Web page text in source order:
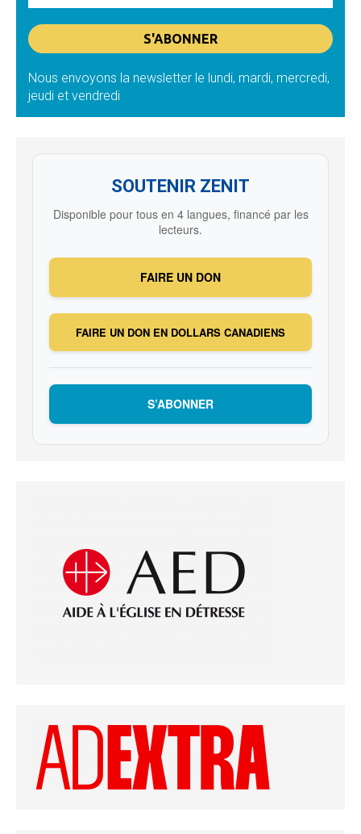
Nous envoyons la newsletter le lundi, mardi, mercredi,
jeudi et vendredi
SOUTENIR ZENIT
Disponible pour tous en 4 langues, financé par les
lecteurs.
FAIRE UN DON
FAIRE UN DON EN DOLLARS CANADIENS
S’ABONNER